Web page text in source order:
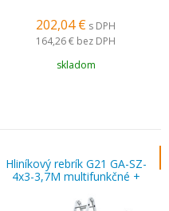
202,04 € s DPH
164,26 € bez DPH
skladom
Hliníkový rebrík G21 GA-SZ-
4x3-3,7M multifunkčné +